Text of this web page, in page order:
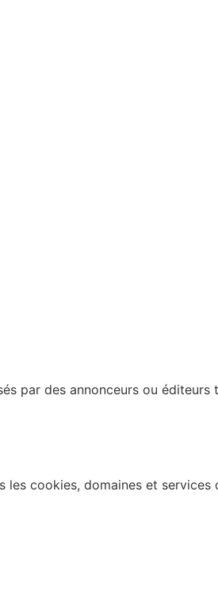
par des annonceurs ou
cookies, domaines et